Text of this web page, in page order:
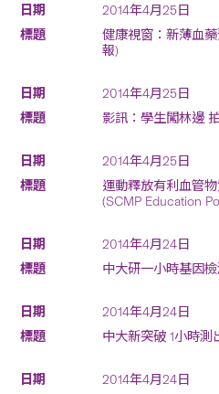
2014年4月25日
健康視窗：新薄血
報)
2014年4月25日
影訊：學生闖林邊
2014年4月25日
運動釋放有利血管
(SCMP Education
2014年4月24日
中大研一小時基因
2014年4月24日
中大新突破 1小時測
2014年4月24日